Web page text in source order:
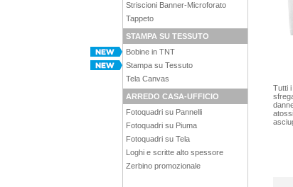
Striscioni Banner-Microforato
Tappeto
STAMPA SU TESSUTO
Bobine in TNT
Stampa su Tessuto
Tela Canvas
ARREDO CASA-UFFICIO
Fotoquadri su Pannelli
Fotoquadri su Piuma
Fotoquadri su Tela
Loghi e scritte alto spessore
Zerbino promozionale
Tutti